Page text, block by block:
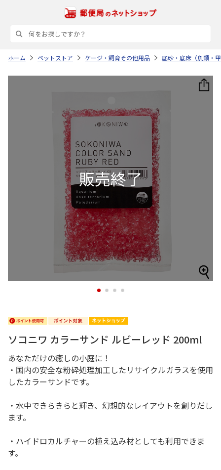
ホーム ペットストア ケージ・飼育その他用品 底砂・底床（魚類・
1 2 3 4
ソコニワ カラーサンド ルビーレッド 200ml
あなただけの癒しの小庭に！
・国内の安全な粉砕処理加工したリサイクルガラスを使用
したカラーサンドです。
・水中できらきらと輝き、幻想的なレイアウトを創りだし
ます。
・ハイドロカルチャーの植え込み材としても利用できま
す。